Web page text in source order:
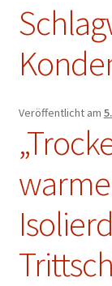
KONTAKT
IMPRESSUM
Veröffentlicht am